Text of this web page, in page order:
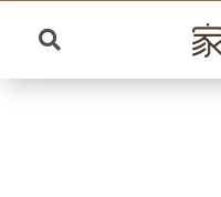
content
Toggle
Navigation
Search